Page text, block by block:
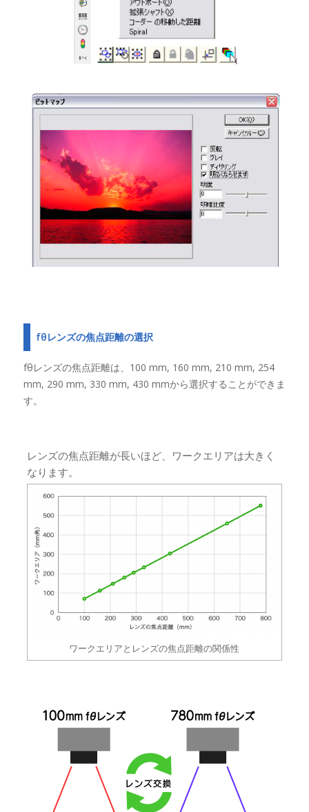
fθレンズの焦点距離の選択
fθレンズの焦点距離は、100 mm, 160 mm, 210 mm, 254
mm, 290 mm, 330 mm, 430 mmから選択することができま
す。
レンズの焦点距離が長いほど、ワークエリアは大きく
なります。
ワークエリアとレンズの焦点距離の関係性